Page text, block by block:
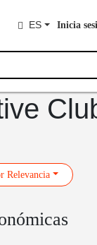
ES Inicia
Relevancia